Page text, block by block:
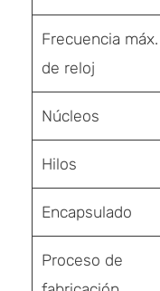
Frecuencia máx.
de reloj
Núcleos
Hilos
Encapsulado
Proceso de